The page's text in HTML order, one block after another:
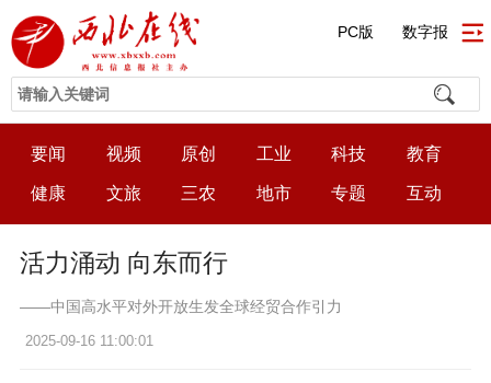
PC版 数字报
要闻 视频 原创 工业 科技 教育
健康 文旅 三农 地市 专题 互动
活力涌动 向东而行
——中国高水平对外开放生发全球经贸合作引力
2025-09-16 11:00:01